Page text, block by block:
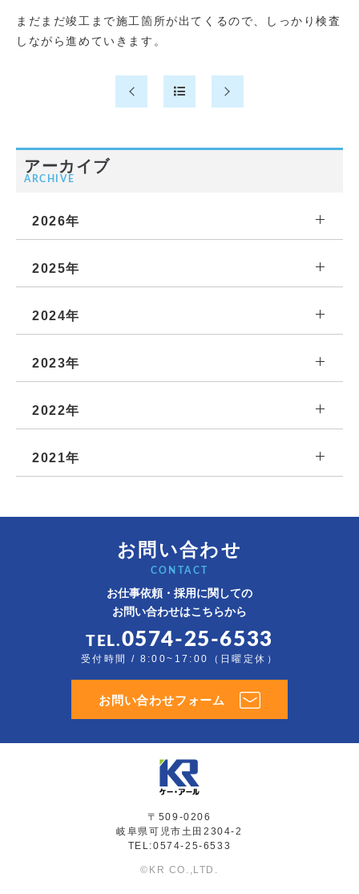
まだまだ竣工まで施工箇所が出てくるので、しっかり検査
しながら進めていきます。
アーカイブ
ARCHIVE
2026年
2025年
2024年
2023年
2022年
2021年
お問い合わせ
CONTACT
お仕事依頼・採用に関しての
お問い合わせはこちらから
TEL.0574-25-6533
受付時間 / 8:00~17:00（日曜定休）
お問い合わせフォーム
〒509-0206
岐阜県可児市土田2304-2
TEL:0574-25-6533
©KR CO.,LTD.